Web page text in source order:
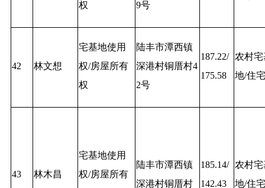
权
9号
42 林文想
宅基地使用
权/房屋所有
权
陆丰市潭西镇
深港村铜厝村4
2号
187.22/
175.58
农村宅
地/住宅
43 林木昌
宅基地使用
权/房屋所有
陆丰市潭西镇
深港村铜厝村
185.14/
142.43
农村宅
地/住宅